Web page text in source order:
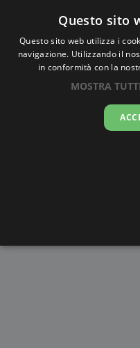
Ora
Questo sito
Questo sito web utilizza i
navigazione. Utilizzando il
in conformità con la
MOSTRA